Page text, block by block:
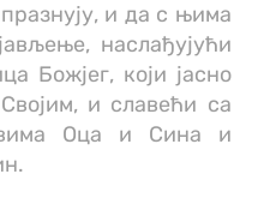
и да с њима
наслађујући
Божјег, који јасно
и славећи са
Оца и Сина и